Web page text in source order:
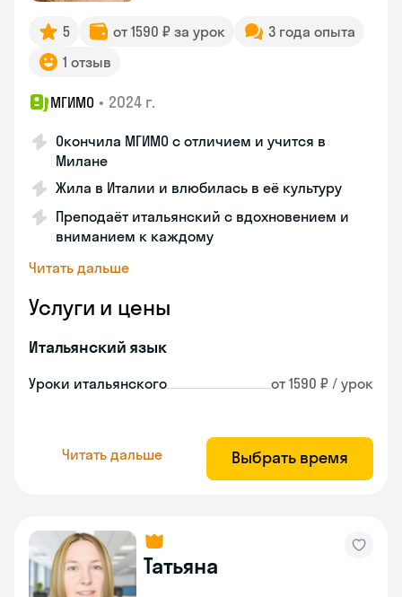
5 от 1590 ₽ за урок
3 года опыта
1 отзыв
МГИМО • 2024 г.
Окончила МГИМО с отличием и учится в
Милане
Жила в Италии и влюбилась в её культуру
Преподаёт итальянский с вдохновением и
вниманием к каждому
Читать дальше
Услуги и цены
Итальянский язык
Уроки итальянского от 1590 ₽ / урок
Читать дальше Выбрать время
Татьяна